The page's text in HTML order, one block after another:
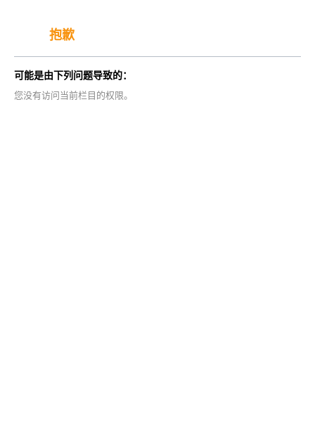
抱歉
可能是由下列问题导致的：
您没有访问当前栏目的权限。